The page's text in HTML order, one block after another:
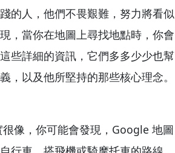
的人，他們不畏艱難，努力將看似
，當你在地圖上尋找地點時，你會
些詳細的資訊，它們多多少少也幫
，以及他所堅持的那些核心理念。
像，你可能會發現，Google 地圖